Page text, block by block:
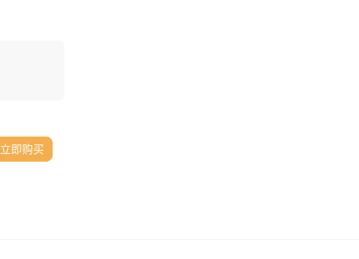
立即购买